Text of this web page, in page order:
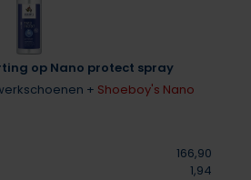
op Nano protect spray
+ Shoeboy's Nano
166,90
1,94